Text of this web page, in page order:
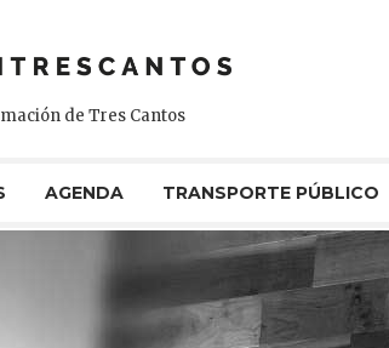
de Tres Cantos
AGENDA TRANSPORTE PÚBLICO